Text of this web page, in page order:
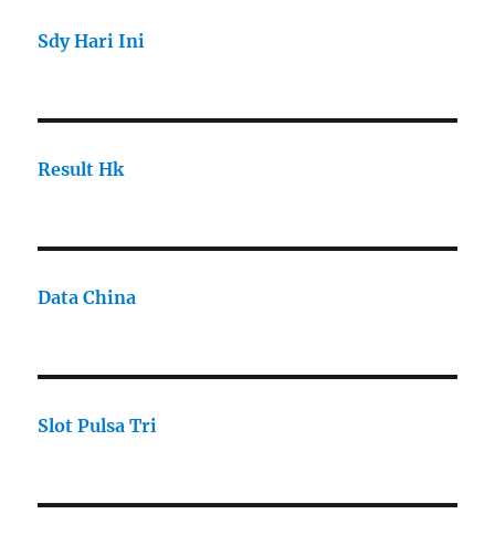
Sdy Hari Ini
Result Hk
Data China
Slot Pulsa Tri